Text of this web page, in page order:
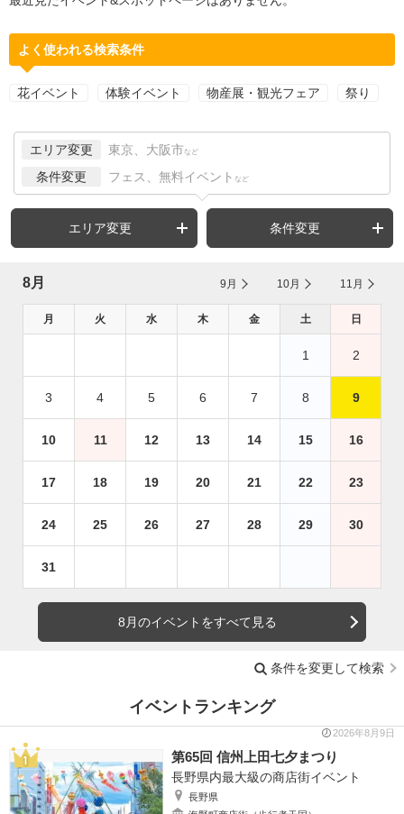
よく使われる検索条件
花イベント 体験イベント 物産展・観光フェア 祭り
エリア変更 東京、大阪市 など
条件変更 フェス、無料イベント など
エリア変更 条件変更
8月 9月 10月 11月
月 火 水 木 金 土 日
1 2
3 4 5 6 7 8 9
10 11 12 13 14 15 16
17 18 19 20 21 22 23
24 25 26 27 28 29 30
31
8月のイベントをすべて見る
条件を変更して検索
イベントランキング
2026年8月9日
第65回 信州上田七夕まつり
長野県内最大級の商店街イベント
長野県